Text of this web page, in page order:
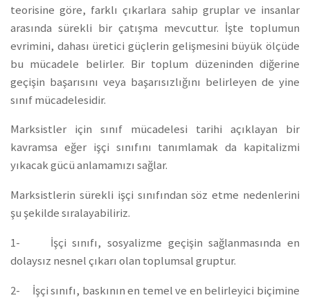
teorisine göre, farklı çıkarlara sahip gruplar ve insanlar
arasında sürekli bir çatışma mevcuttur. İşte toplumun
evrimini, dahası üretici güçlerin gelişmesini büyük ölçüde
bu mücadele belirler. Bir toplum düzeninden diğerine
geçişin başarısını veya başarısızlığını belirleyen de yine
sınıf mücadelesidir.
Marksistler için sınıf mücadelesi tarihi açıklayan bir
kavramsa eğer işçi sınıfını tanımlamak da kapitalizmi
yıkacak gücü anlamamızı sağlar.
Marksistlerin sürekli işçi sınıfından söz etme nedenlerini
şu şekilde sıralayabiliriz.
1- İşçi sınıfı, sosyalizme geçişin sağlanmasında en
dolaysız nesnel çıkarı olan toplumsal gruptur.
2- İşçi sınıfı, baskının en temel ve en belirleyici biçimine